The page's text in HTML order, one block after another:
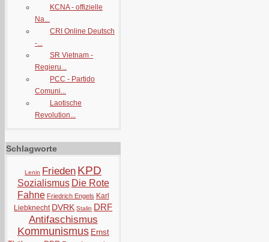
KCNA - offizielle
Na...
CRI Online Deutsch
-...
SR Vietnam -
Regieru...
PCC - Partido
Comuni...
Laotische
Revolution...
Schlagworte
Lenin Frieden KPD
Sozialismus Die Rote
Fahne Friedrich Engels Karl
Liebknecht DVRK Stalin DRF
Antifaschismus
Kommunismus Ernst